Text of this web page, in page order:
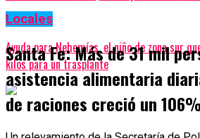
Anterior
Ayuda para Nehemías, el niño de zona sur
kilos para un trasplante
Locales
Santa Fe: Más de 31 mil
asistencia alimentaria
de raciones creció un